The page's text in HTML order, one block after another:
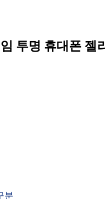
투명 휴대폰 젤
분